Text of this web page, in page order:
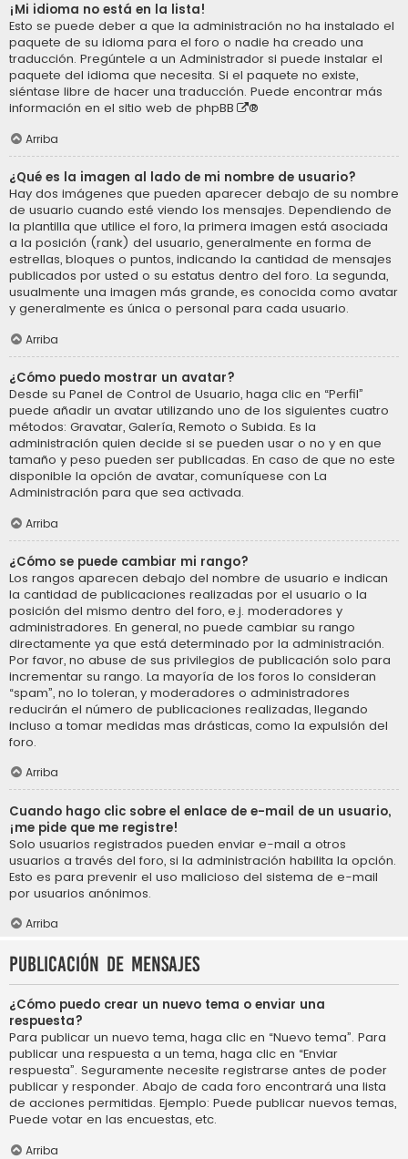
¡Mi idioma no está en la lista!
Esto se puede deber a que la administración no ha instalado el
paquete de su idioma para el foro o nadie ha creado una
traducción. Pregúntele a un Administrador si puede instalar el
paquete del idioma que necesita. Si el paquete no existe,
siéntase libre de hacer una traducción. Puede encontrar más
información en el sitio web de phpBB ®
Arriba
¿Qué es la imagen al lado de mi nombre de usuario?
Hay dos imágenes que pueden aparecer debajo de su nombre
de usuario cuando esté viendo los mensajes. Dependiendo de
la plantilla que utilice el foro, la primera imagen está asociada
a la posición (rank) del usuario, generalmente en forma de
estrellas, bloques o puntos, indicando la cantidad de mensajes
publicados por usted o su estatus dentro del foro. La segunda,
usualmente una imagen más grande, es conocida como avatar
y generalmente es única o personal para cada usuario.
Arriba
¿Cómo puedo mostrar un avatar?
Desde su Panel de Control de Usuario, haga clic en “Perfil”
puede añadir un avatar utilizando uno de los siguientes cuatro
métodos: Gravatar, Galería, Remoto o Subida. Es la
administración quien decide si se pueden usar o no y en que
tamaño y peso pueden ser publicadas. En caso de que no este
disponible la opción de avatar, comuníquese con La
Administración para que sea activada.
Arriba
¿Cómo se puede cambiar mi rango?
Los rangos aparecen debajo del nombre de usuario e indican
la cantidad de publicaciones realizadas por el usuario o la
posición del mismo dentro del foro, e.j. moderadores y
administradores. En general, no puede cambiar su rango
directamente ya que está determinado por la administración.
Por favor, no abuse de sus privilegios de publicación solo para
incrementar su rango. La mayoría de los foros lo consideran
“spam”, no lo toleran, y moderadores o administradores
reducirán el número de publicaciones realizadas, llegando
incluso a tomar medidas mas drásticas, como la expulsión del
foro.
Arriba
Cuando hago clic sobre el enlace de e-mail de un usuario,
¡me pide que me registre!
Solo usuarios registrados pueden enviar e-mail a otros
usuarios a través del foro, si la administración habilita la opción.
Esto es para prevenir el uso malicioso del sistema de e-mail
por usuarios anónimos.
Arriba
Publicación de mensajes
¿Cómo puedo crear un nuevo tema o enviar una
respuesta?
Para publicar un nuevo tema, haga clic en “Nuevo tema”. Para
publicar una respuesta a un tema, haga clic en “Enviar
respuesta”. Seguramente necesite registrarse antes de poder
publicar y responder. Abajo de cada foro encontrará una lista
de acciones permitidas. Ejemplo: Puede publicar nuevos temas,
Puede votar en las encuestas, etc.
Arriba